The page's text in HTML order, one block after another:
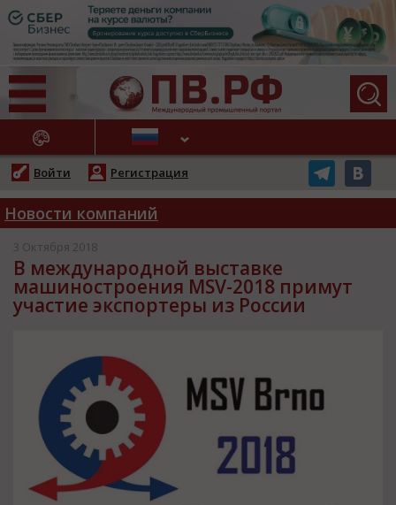
НОВОСТИ
Войти Регистрация
Новости компаний
3 Октября 2018
В международной выставке
машиностроения MSV-2018 примут
участие экспортеры из России